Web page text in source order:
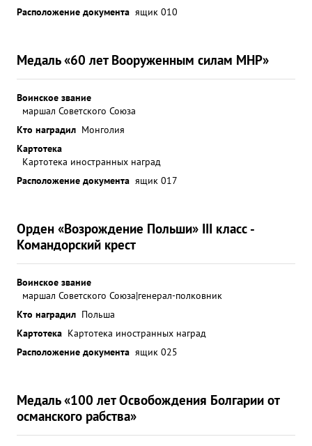
Расположение документа ящик 010
Медаль «60 лет Вооруженным силам МНР»
Воинское звание
маршал Советского Союза
Кто наградил Монголия
Картотека
Картотека иностранных наград
Расположение документа ящик 017
Орден «Возрождение Польши» III класс -
Командорский крест
Воинское звание
маршал Советского Союза|генерал-полковник
Кто наградил Польша
Картотека Картотека иностранных наград
Расположение документа ящик 025
Медаль «100 лет Освобождения Болгарии от
османского рабства»